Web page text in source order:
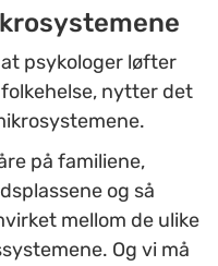
psykologer løfter
nytter det
på familiene,
og så
mellom de ulike
Og vi må